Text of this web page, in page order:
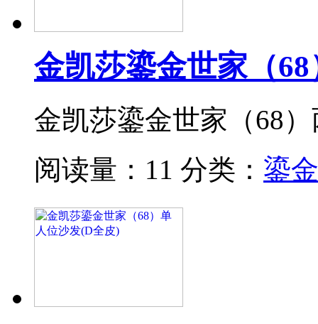
金凯莎鎏金世家（
金凯莎鎏金世家（68
阅读量：11 分类： 鎏